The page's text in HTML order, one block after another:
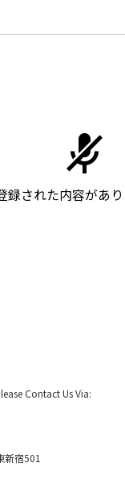
録された内容があり
Contact Us Via:
新宿501